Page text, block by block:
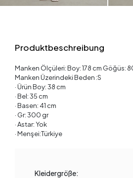
Produktbeschreibung
Manken Ölçüleri: Boy: 178 cm Göğüs:
Manken Üzerindeki Beden :S
· Ürün Boy: 38 cm
· Bel: 35 cm
· Basen: 41 cm
· Gr: 300 gr
· Astar: Yok
· Menşei:Türkiye
Kleidergröße: